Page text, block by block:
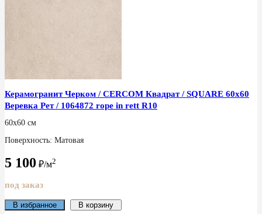
Керамогранит Черком / CERCOM Квадрат / SQUARE 60x60
Веревка Рет / 1064872 rope in rett R10
60x60 см
Поверхность: Матовая
5 100 ₽/м2
под заказ
В избранное В корзину